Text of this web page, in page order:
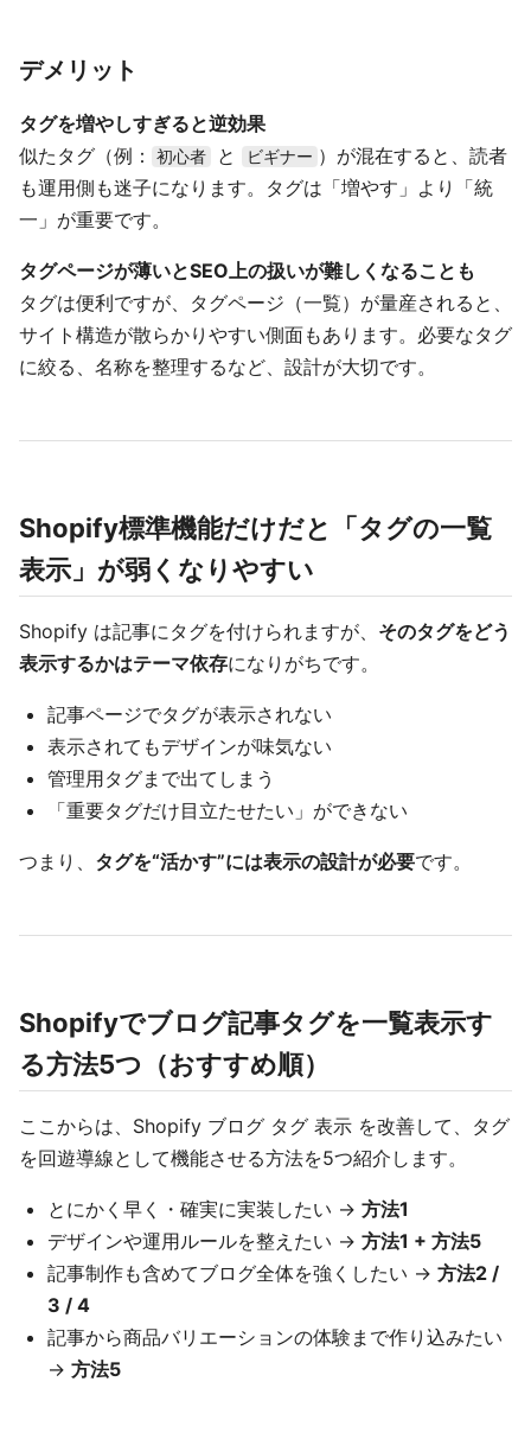
デメリット
タグを増やしすぎると逆効果
似たタグ（例：
初心者 と ビギナー ）が混在すると、読者
も運用側も迷子になります。タグは「増やす」より「統
一」が重要です。
タグページが薄いとSEO上の扱いが難しくなることも
タグは便利ですが、タグページ（一覧）が量産されると、
サイト構造が散らかりやすい側面もあります。必要なタグ
に絞る、名称を整理するなど、設計が大切です。
Shopify標準機能だけだと「タグの一覧
表示」が弱くなりやすい
Shopify は記事にタグを付けられますが、 そのタグをどう
表示するかはテーマ依存になりがちです。
記事ページでタグが表示されない
表示されてもデザインが味気ない
管理用タグまで出てしまう
「重要タグだけ目立たせたい」ができない
つまり、 タグを“活かす”には表示の設計が必要です。
Shopifyでブログ記事タグを一覧表示す
る方法5つ（おすすめ順）
ここからは、Shopify ブログ タグ 表示 を改善して、タグ
を回遊導線として機能させる方法を5つ紹介します。
とにかく早く・確実に実装したい → 方法1
デザインや運用ルールを整えたい → 方法1 + 方法5
記事制作も含めてブログ全体を強くしたい → 方法2 /
3 / 4
記事から商品バリエーションの体験まで作り込みたい
→ 方法5